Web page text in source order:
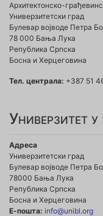
Архитектонско-
Универзитетски град
Булевар војводе Петра
78 000 Бања Лука
Република Српска
Босна и Херцеговина
Тел. централа: +387 51
Универзитет
Адреса
Универзитетски град
Булевар војводе Петра
78000 Бања Лука
Република Српска
Босна и Херцеговина
Е-пошта: info@unibl.org